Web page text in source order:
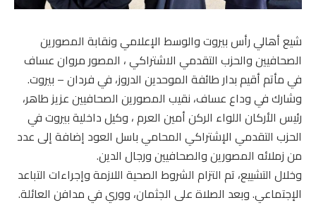
شيع أهالي رأس بيروت والوسط الإعلامي ونقابة المصورين
الصحافيين والحزب التقدمي الاشتراكي ، المصور مروان عساف
في مأتم أقيم بدار طائفة الموحدين الدروز، في فردان – بيروت.
وشارك في وداع عساف، نقيب المصورين الصحافيين عزيز طاهر،
رئيس الأركان اللواء الركن أمين العرم ، وكيل داخلية بيروت في
الحزب التقدمي الإشتراكي المحامي باسل العود إضافة إلى عدد
من زملائه المصورين والصحافيين ورجال الدين.
وخلال التشييع، تم التزام الشروط الصحية اللازمة وإجراءات التباعد
الإجتماعي. وبعد الصلاة على الجثمان، ووري في مدافن العائلة.